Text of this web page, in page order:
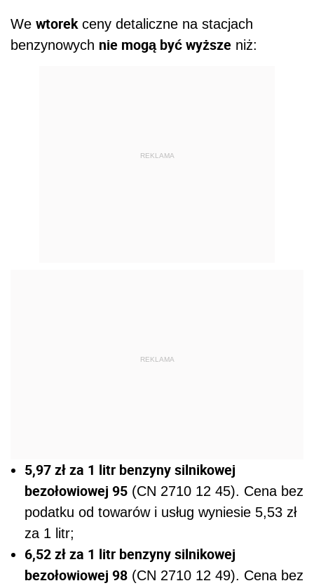
We wtorek ceny detaliczne na stacjach
benzynowych nie mogą być wyższe niż:
REKLAMA
REKLAMA
5,97 zł za 1 litr benzyny silnikowej
bezołowiowej 95 (CN 2710 12 45). Cena bez
podatku od towarów i usług wyniesie 5,53 zł
za 1 litr;
6,52 zł za 1 litr benzyny silnikowej
bezołowiowej 98 (CN 2710 12 49). Cena bez